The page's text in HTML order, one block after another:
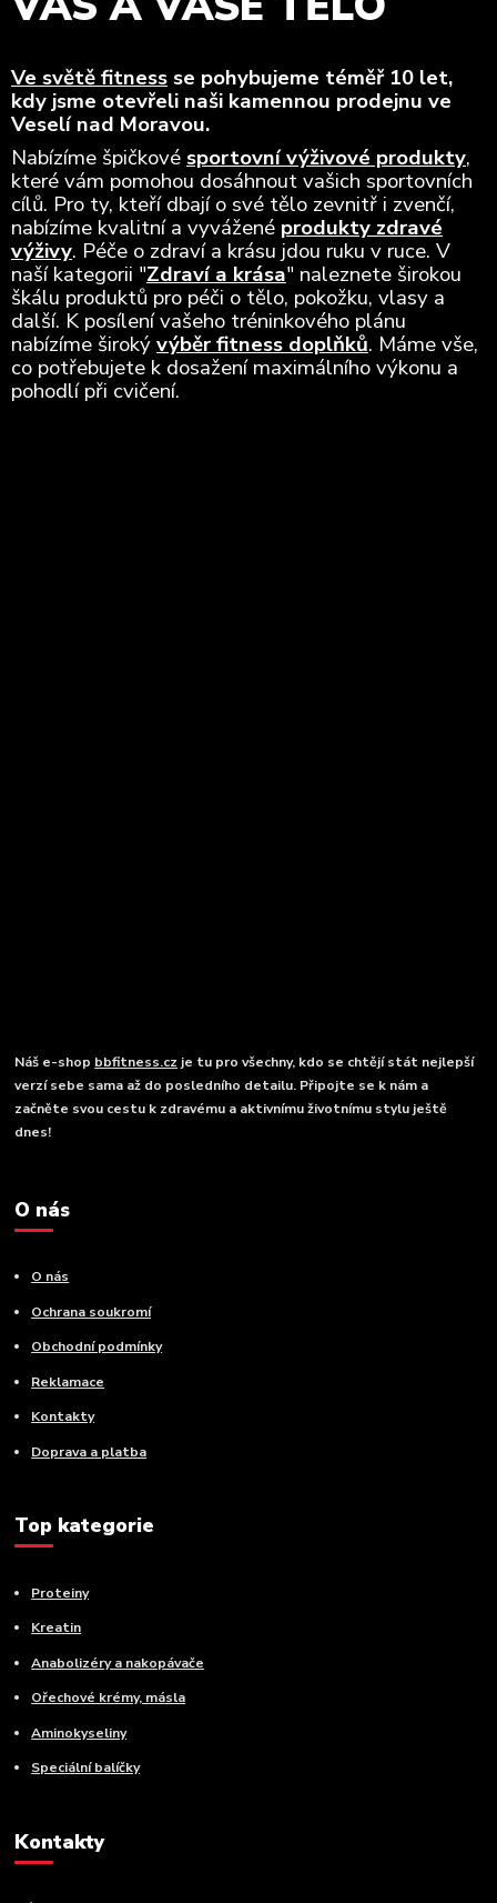
Ve světě fitness se pohybujeme téměř 10 let,
kdy jsme otevřeli naši kamennou prodejnu ve
Veselí nad Moravou.
Nabízíme špičkové sportovní výživové produkty,
které vám pomohou dosáhnout vašich sportovních
cílů. Pro ty, kteří dbají o své tělo zevnitř i zvenčí,
nabízíme kvalitní a vyvážené produkty zdravé
výživy. Péče o zdraví a krásu jdou ruku v ruce. V
naší kategorii "Zdraví a krása" naleznete širokou
škálu produktů pro péči o tělo, pokožku, vlasy a
další. K posílení vašeho tréninkového plánu
nabízíme širokývýběr fitness doplňků. Máme vše,
co potřebujete k dosažení maximálního výkonu a
pohodlí při cvičení.
Náš e-shop bbfitness.cz je tu pro všechny, kdo se chtějí stát nejlepší
verzí sebe sama až do posledního detailu. Připojte se k nám a
začněte svou cestu k zdravému a aktivnímu životnímu stylu ještě
dnes!
O nás
O nás
Ochrana soukromí
Obchodní podmínky
Reklamace
Kontakty
Doprava a platba
Top kategorie
Proteiny
Kreatin
Anabolizéry a nakopávače
Ořechové krémy, másla
Aminokyseliny
Speciální balíčky
Kontakty